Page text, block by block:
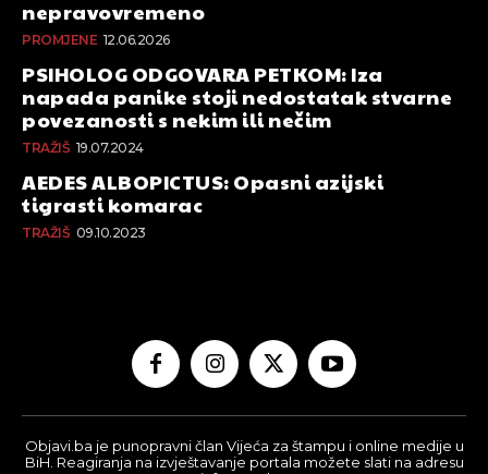
nepravovremeno
PROMJENE 12.06.2026
PSIHOLOG ODGOVARA PETKOM: Iza
napada panike stoji nedostatak stvarne
povezanosti s nekim ili nečim
TRAŽIŠ 19.07.2024
AEDES ALBOPICTUS: Opasni azijski
tigrasti komarac
TRAŽIŠ 09.10.2023
Objavi.ba je punopravni član Vijeća za štampu i online medije u
BiH. Reagiranja na izvještavanje portala možete slati na adresu